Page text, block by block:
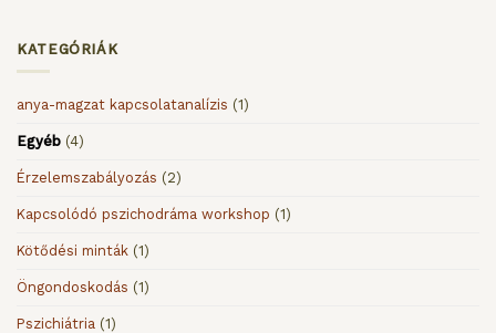
bejegyzéshez
KATEGÓRIÁK
anya-magzat kapcsolatanalízis (1)
Egyéb (4)
Érzelemszabályozás (2)
Kapcsolódó pszichodráma workshop (1)
Kötődési minták (1)
Öngondoskodás (1)
Pszichiátria (1)